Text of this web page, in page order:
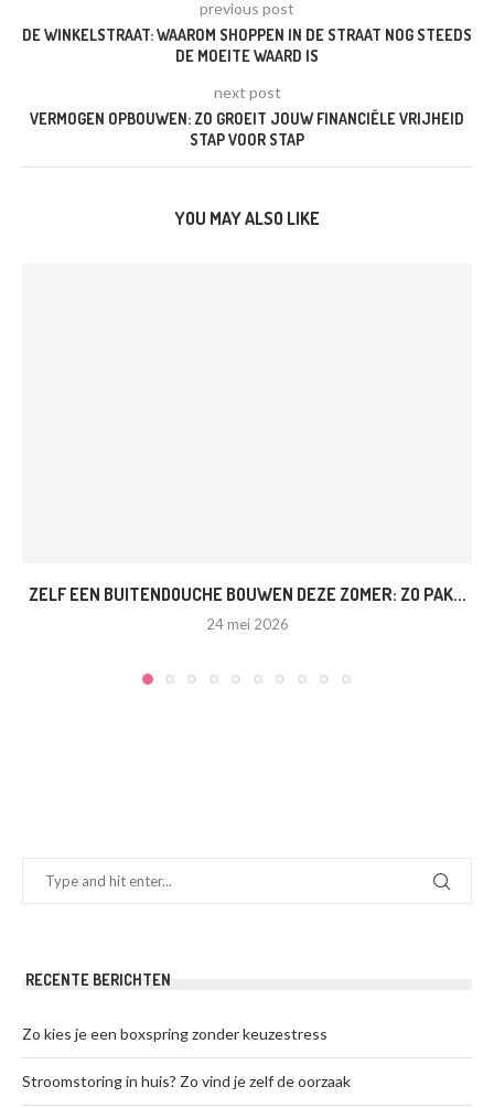
previous post
DE WINKELSTRAAT: WAAROM SHOPPEN IN DE STRAAT NOG STEEDS
DE MOEITE WAARD IS
next post
VERMOGEN OPBOUWEN: ZO GROEIT JOUW FINANCIËLE VRIJHEID
STAP VOOR STAP
YOU MAY ALSO LIKE
ZELF EEN BUITENDOUCHE BOUWEN DEZE ZOMER: ZO PAK...
24 mei 2026
RECENTE BERICHTEN
Zo kies je een boxspring zonder keuzestress
Stroomstoring in huis? Zo vind je zelf de oorzaak